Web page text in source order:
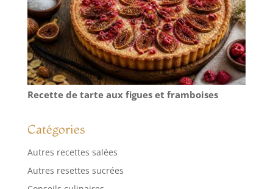
Recette de tarte aux figues et framboises
Catégories
Autres recettes salées
Autres resettes sucrées